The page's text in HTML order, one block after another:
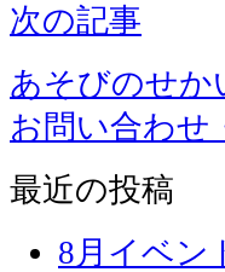
次の記事
あそびのせか
お問い合わせ
最近の投稿
8月イベン